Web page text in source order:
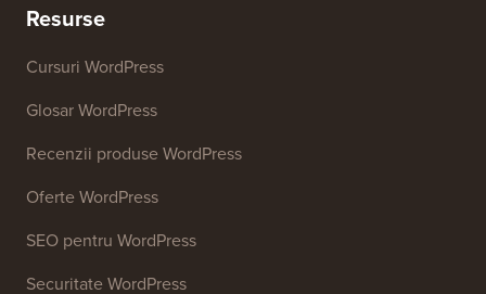
Resurse
Cursuri WordPress
Glosar WordPress
Recenzii produse WordPress
Oferte WordPress
SEO pentru WordPress
Securitate WordPress